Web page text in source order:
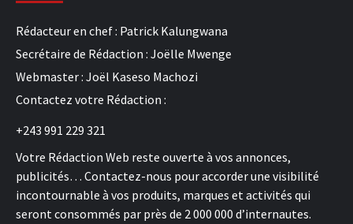
Rédacteur en chef : Patrick Kalungwana
Secrétaire de Rédaction : Joëlle Mwenge
Webmaster : Joël Kaseso Machozi
Contactez votre Rédaction :
+243 991 229 321
Votre Rédaction Web reste ouverte à vos annonces,
publicités… Contactez-nous pour accorder une visibilité
incontournable à vos produits, marques et activités qui
seront consommés par près de 2 000 000 d’internautes.